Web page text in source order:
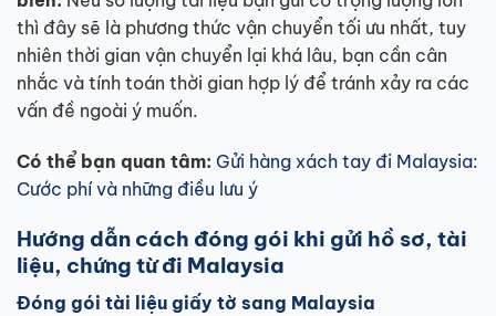
thì đây sẽ là phương thức vận chuyển tối ưu nhất, tuy
nhiên thời gian vận chuyển lại khá lâu, bạn cần cân
nhắc và tính toán thời gian hợp lý để tránh xảy ra các
vấn đề ngoài ý muốn.
Có thể bạn quan tâm: Gửi hàng xách tay đi Malaysia:
Cước phí và những điều lưu ý
Hướng dẫn cách đóng gói khi gửi hồ sơ, tài
liệu, chứng từ đi Malaysia
Đóng gói tài liệu giấy tờ sang Malaysia